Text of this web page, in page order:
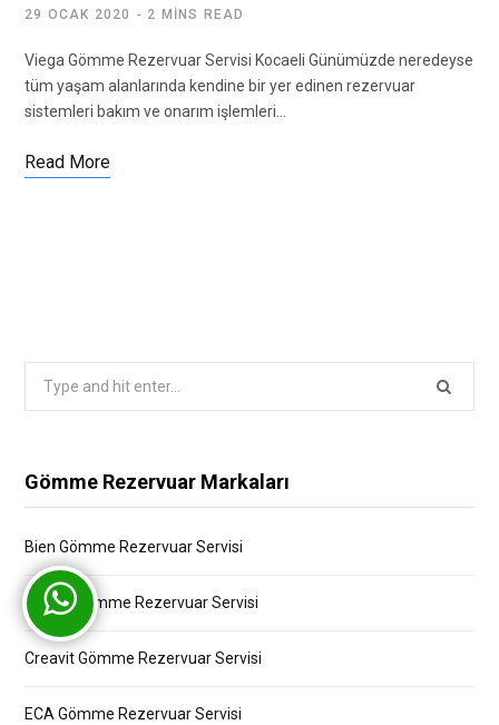
29 OCAK 2020 2 MINS READ
Viega Gömme Rezervuar Servisi Kocaeli Günümüzde neredeyse
tüm yaşam alanlarında kendine bir yer edinen rezervuar
sistemleri bakım ve onarım işlemleri…
Read More
Gömme Rezervuar Markaları
Bien Gömme Rezervuar Servisi
Bocchi Gömme Rezervuar Servisi
Creavit Gömme Rezervuar Servisi
ECA Gömme Rezervuar Servisi